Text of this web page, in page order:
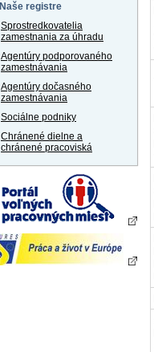
Naše registre
Sprostredkovatelia
zamestnania za úhradu
Agentúry podporovaného
zamestnávania
Agentúry dočasného
zamestnávania
Sociálne podniky
Chránené dielne a
chránené pracoviská